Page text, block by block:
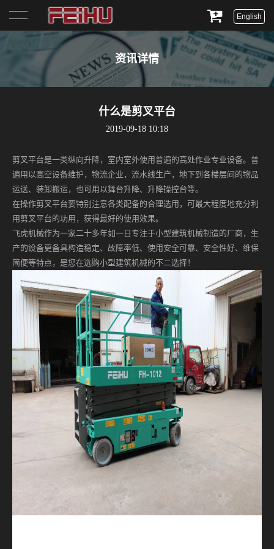
English
资讯详情
什么是剪叉平台
2019-09-18 10:18
剪叉平台是一类纵向升降，室内室外使用普遍的高处作业专业设备。普
遍用以高空设备维护，物流企业，流水线生产，地下到各楼层间的物品
运送、装卸搬运，也可用以舞台升降、升降操控台等。
在操作剪叉平台要特别注意各类配备的合理选用，可最大程度地充分利
用剪叉平台的功用，获得最好的使用效果。
飞虎机械作为一家二十多年如一日专注于小型建筑机械制造的厂商，生
产的设备更备具构造稳定、故障率低、使用安全可靠、安全性好、维保
简便等特点，是您在选购小型建筑机械的不二选择！
关于我们
新闻资讯
联系我们